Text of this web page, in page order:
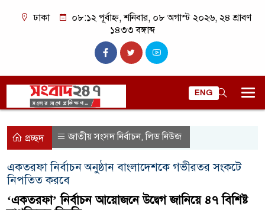
ঢাকা
০৮:১২ পূর্বাহ্ন, শনিবার, ০৮ অগাস্ট ২০২৬, ২৪ শ্রাবণ
১৪৩৩ বঙ্গাব্দ
ENG
প্রচ্ছদ জাতীয় সংসদ নির্বাচন,লিড নিউজ
একতরফা নির্বাচন অনুষ্ঠান বাংলাদেশকে গভীরতর সংকটে
নিপতিত করবে
‘একতরফা’ নির্বাচন আয়োজনে উদ্বেগ জানিয়ে ৪৭ বিশিষ্ট